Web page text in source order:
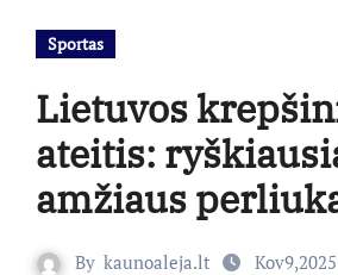
Sportas
Lietuvos
ateitis:
amžiaus
By kaunoaleja.lt Kov9,2025